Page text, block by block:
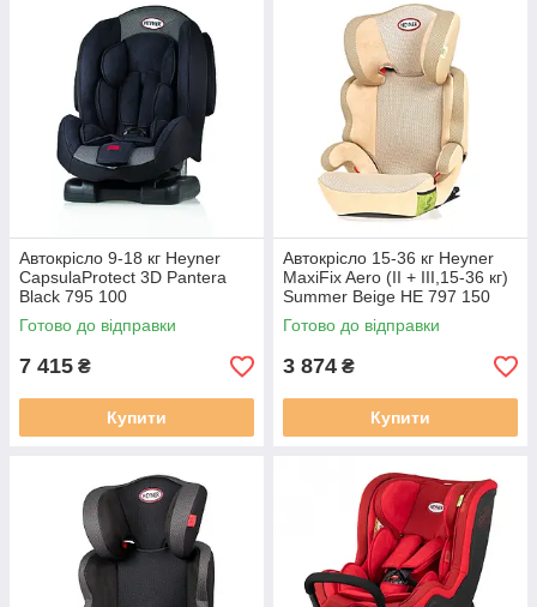
Автокрісло 9-18 кг Heyner
CapsulaProtect 3D Pantera
Black 795 100
Готово до відправки
7 415 ₴
Купити
Автокрісло 15-36 кг Heyner
MaxiFix Aero (II + III,15-36 кг)
Summer Beige HE 797 150
Готово до відправки
3 874 ₴
Купити